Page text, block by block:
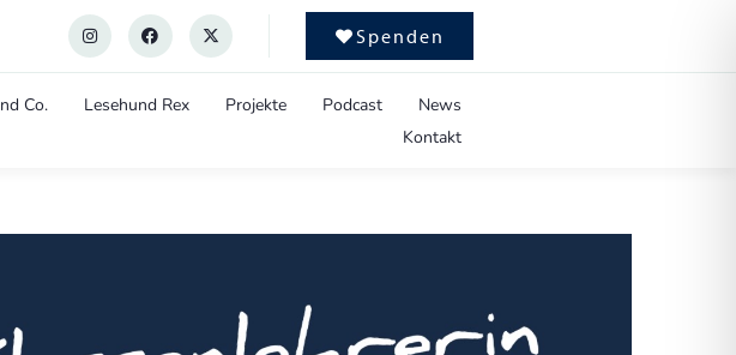
Spenden
Co. Lesehund Rex Projekte Podcast
News
Kontakt